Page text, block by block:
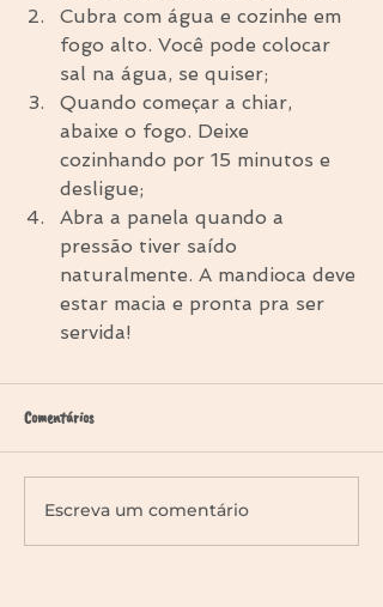
Cubra com água e cozinhe em
fogo alto. Você pode colocar
sal na água, se quiser;
Quando começar a chiar,
abaixe o fogo. Deixe
cozinhando por 15 minutos e
desligue;
Abra a panela quando a
pressão tiver saído
naturalmente. A mandioca deve
estar macia e pronta pra ser
servida!
Comentários
Escreva um comentário